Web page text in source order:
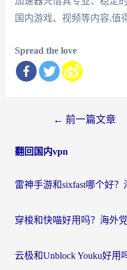
国内游戏、视频等内容,值
Spread the love
导
← 前一篇文章
翻回国内vpn